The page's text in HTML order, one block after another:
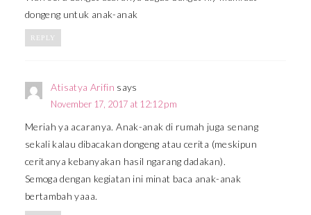
dongeng untuk anak-anak
REPLY
Atisatya Arifin says
November 17, 2017 at 12:12 pm
Meriah ya acaranya. Anak-anak di rumah juga senang
sekali kalau dibacakan dongeng atau cerita (meskipun
ceritanya kebanyakan hasil ngarang dadakan).
Semoga dengan kegiatan ini minat baca anak-anak
bertambah yaaa.